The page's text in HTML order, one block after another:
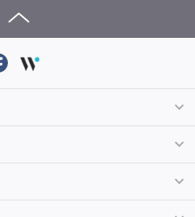
AWS案件特集
フリーランスの声